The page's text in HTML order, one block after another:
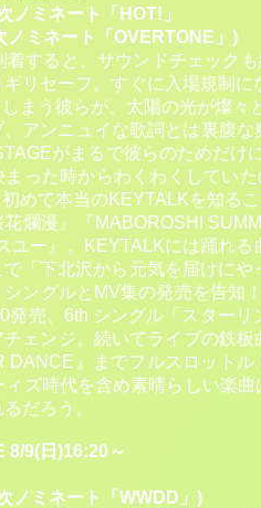
ノミネート「HOT!」
ミネート「OVERTONE」)
すると、サウンドチェック
リセーフ。すぐに入場規制
まう彼らが、太陽の光が燦
アンニュイな歌詞とは裏腹
がまるで彼らのためだ
った時からわくわくしてい
めて本当のKEYTALKを知る
花爛漫』『MABOROSHI
ユー』。KEYTALKには踊れ
「下北沢から元気を届けに
ングルとMV集の発売を告知
発売、6th シングル「スター
ェンジ。続いてライブの鉄
DANCE』までフルスロット
ィズ時代を含め素晴らしい楽
だろう。
8/9(日)16:20～
ノミネート「WWDD」)